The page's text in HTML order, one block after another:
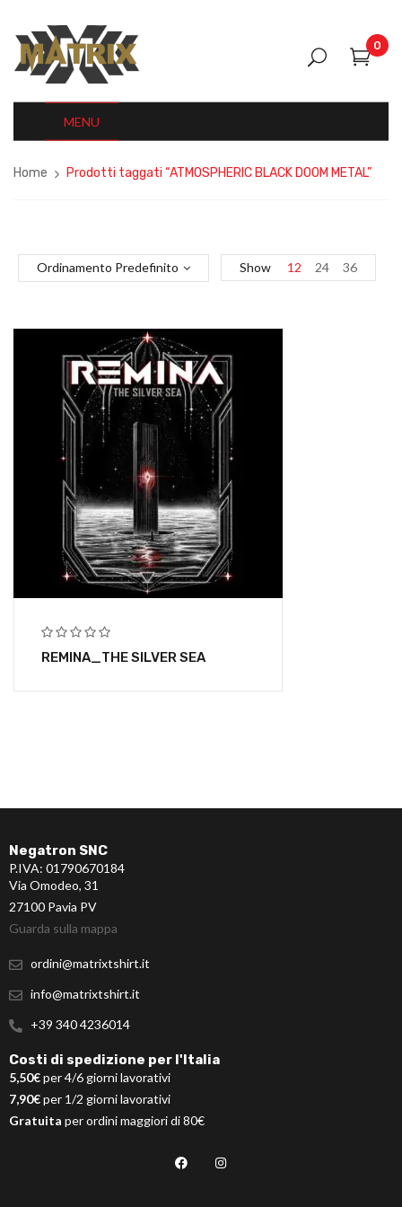
0
MENU
Home Prodotti taggati “ATMOSPHERIC BLACK DOOM METAL”
Ordinamento Predefinito Show 12 24 36
REMINA_THE SILVER SEA
Negatron SNC
P.IVA: 01790670184
Via Omodeo, 31
27100 Pavia PV
Guarda sulla mappa
ordini@matrixtshirt.it
info@matrixtshirt.it
+39 340 4236014
Costi di spedizione per l'Italia
5,50€per 4/6 giorni lavorativi
7,90€per 1/2 giorni lavorativi
Gratuita per ordini maggiori di 80€